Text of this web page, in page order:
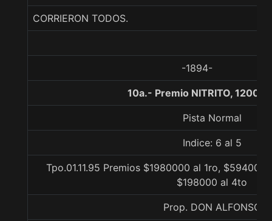
CORRIERON TODOS.
-1894-
10a.- Premio NITRITO, 1200
Pista Normal
Indice: 6 al 5
Tpo.01.11.95 Premios $1980000 al 1ro,
$198000 al 4to
Prop. DON ALFONSO